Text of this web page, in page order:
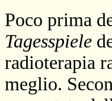
Poco prima
Tagesspiele
radioterapia
meglio.